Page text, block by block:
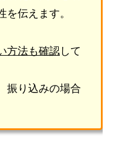
を伝えます。
方法も確認 して
振り込みの場合